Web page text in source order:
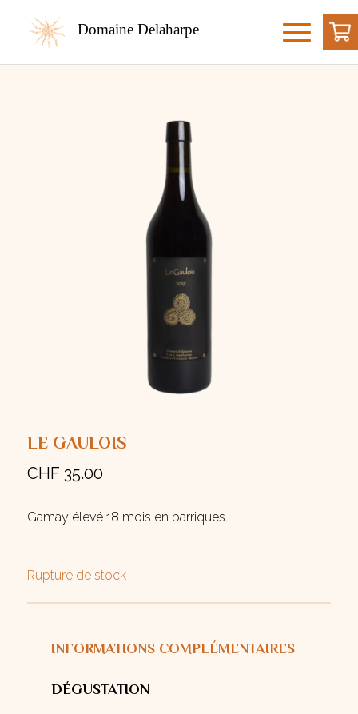
Domaine Delaharpe
LE GAULOIS
CHF 35.00
Gamay élevé 18 mois en barriques.
Rupture de stock
INFORMATIONS COMPLÉMENTAIRES
DÉGUSTATION